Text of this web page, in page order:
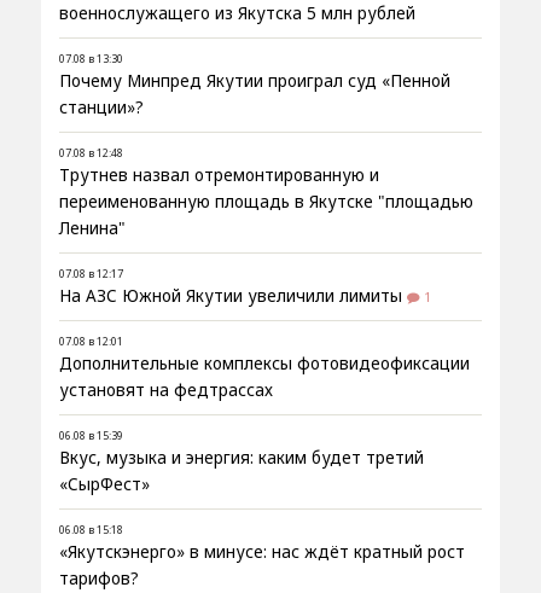
военнослужащего из Якутска 5 млн рублей
07.08 в 13:30
Почему Минпред Якутии проиграл суд «Пенной
станции»?
07.08 в 12:48
Трутнев назвал отремонтированную и
переименованную площадь в Якутске "площадью
Ленина"
07.08 в 12:17
На АЗС Южной Якутии увеличили лимиты 1
07.08 в 12:01
Дополнительные комплексы фотовидеофиксации
установят на федтрассах
06.08 в 15:39
Вкус, музыка и энергия: каким будет третий
«СырФест»
06.08 в 15:18
«Якутскэнерго» в минусе: нас ждёт кратный рост
тарифов?